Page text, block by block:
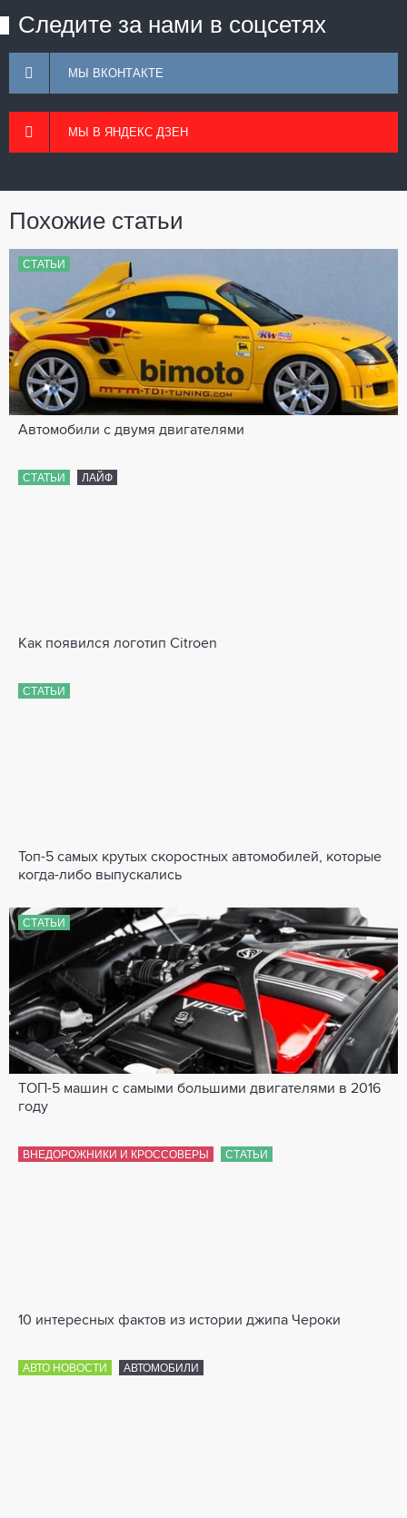
Следите за нами в соцсетях
МЫ ВКОНТАКТЕ
МЫ В ЯНДЕКС ДЗЕН
Похожие статьи
СТАТЬИ
Автомобили с двумя двигателями
СТАТЬИ ЛАЙФ
Как появился логотип Citroen
СТАТЬИ
Топ-5 самых крутых скоростных автомобилей, которые
когда-либо выпускались
СТАТЬИ
ТОП-5 машин с самыми большими двигателями в 2016
году
ВНЕДОРОЖНИКИ И КРОССОВЕРЫ СТАТЬИ
10 интересных фактов из истории джипа Чероки
АВТО НОВОСТИ АВТОМОБИЛИ